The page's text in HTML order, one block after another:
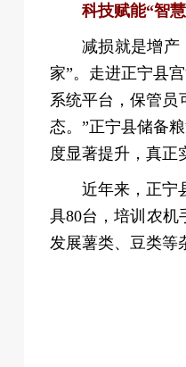
科技赋能“智
减损就是增产，
家”。走进正宁县
系统平台，保管员
态。”正宁县储备
度显著提升，真正
近年来，正宁县
具80台，培训农
发展薯类、豆类等